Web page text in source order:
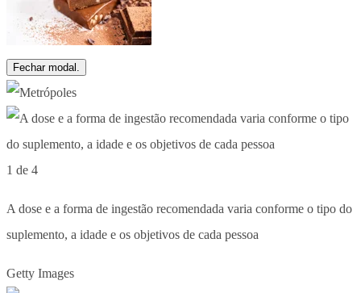
Fechar modal.
1 de 4
A dose e a forma de ingestão recomendada varia conforme o tipo do
suplemento, a idade e os objetivos de cada pessoa
Getty Images